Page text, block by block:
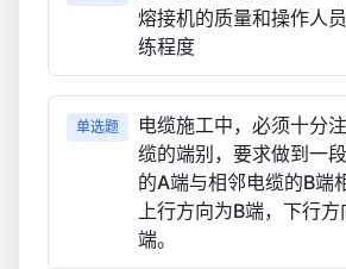
熔接机的质量和操作人
练程度
单选题
电缆施工中，必须十分
缆的端别，要求做到一
的A端与相邻电缆的B端
上行方向为B端，下行方
端。